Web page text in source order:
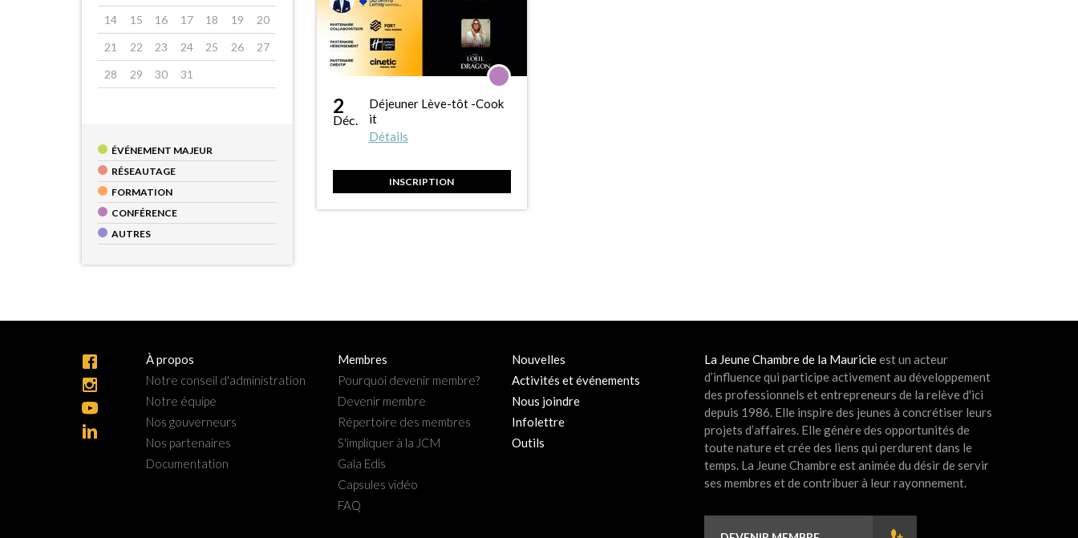
14
15 16 17 18 19
20
21
22 23 24 25 26
27
28
29 30 31
ÉVÉNEMENT MAJEUR
RÉSEAUTAGE
FORMATION
CONFÉRENCE
AUTRES
2
Déc.
Déjeuner Lève-tôt -Cook
it
Détails
INSCRIPTION
À propos
Notre conseil d'administration
Notre équipe
Nos gouverneurs
Nos partenaires
Documentation
Membres
Pourquoi devenir membre?
Devenir membre
Répertoire des membres
S'impliquer à la JCM
Gala Edis
Capsules vidéo
FAQ
Nouvelles
Activités et événements
Nous joindre
Infolettre
Outils
La Jeune Chambre de la Mauricieest un acteur
d’influence qui participe activement au développement
des professionnels et entrepreneurs de la relève d'ici
depuis 1986. Elle inspire des jeunes à concrétiser leurs
projets d’affaires. Elle génère des opportunités de
toute nature et crée des liens qui perdurent dans le
temps. La Jeune Chambre est animée du désir de servir
ses membres et de contribuer à leur rayonnement.